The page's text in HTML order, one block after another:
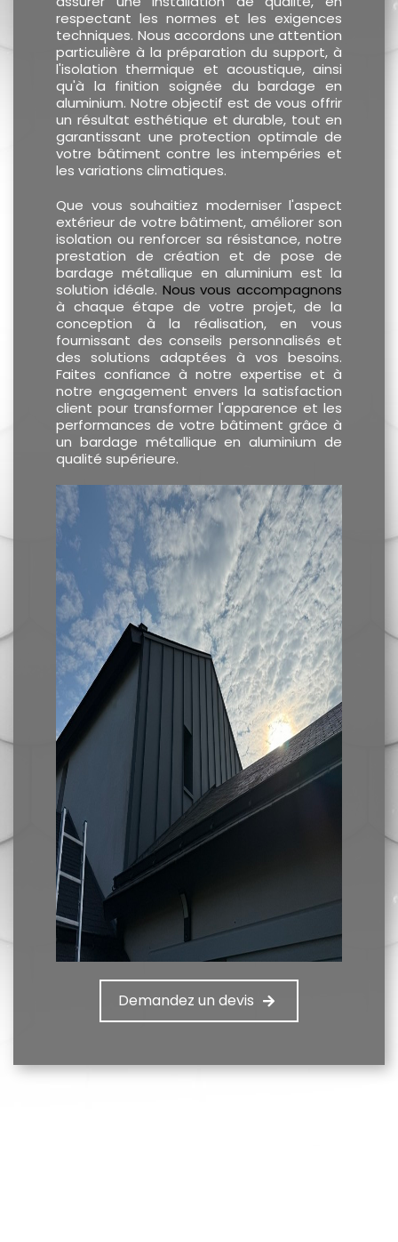
respectant les normes et les exigences
techniques. Nous accordons une attention
particulière à la préparation du support, à
l'isolation thermique et acoustique, ainsi
qu'à la finition soignée du bardage en
aluminium. Notre objectif est de vous offrir
un résultat esthétique et durable, tout en
garantissant une protection optimale de
votre bâtiment contre les intempéries et
les variations climatiques.
Que vous souhaitiez moderniser l'aspect
extérieur de votre bâtiment, améliorer son
isolation ou renforcer sa résistance, notre
prestation de création et de pose de
bardage métallique en aluminium est la
solution idéale. Nous vous accompagnons
à chaque étape de votre projet, de la
conception à la réalisation, en vous
fournissant des conseils personnalisés et
des solutions adaptées à vos besoins.
Faites confiance à notre expertise et à
notre engagement envers la satisfaction
client pour transformer l'apparence et les
performances de votre bâtiment grâce à
un bardage métallique en aluminium de
qualité supérieure.
Demandez un devis